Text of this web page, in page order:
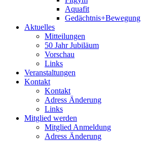
Aquafit
Gedächtnis+Bewegung
Aktuelles
Mitteilungen
50 Jahr Jubiläum
Vorschau
Links
Veranstaltungen
Kontakt
Kontakt
Adress Änderung
Links
Mitglied werden
Mitglied Anmeldung
Adress Änderung